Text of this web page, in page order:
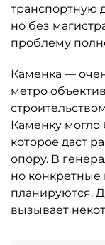
транспортную
но без
проблему
Каменка —
метро
Каменку
которое даст
опору. В
но
планируются.
вызывает